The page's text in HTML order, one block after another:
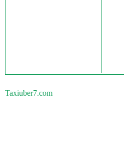
Taxiuber7.com